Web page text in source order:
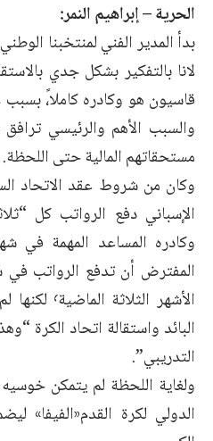
الحرية – إبراهيم النمر:
بدأ المدير الفني لمنتخبنا
لانا بالتفكير بشكل جدي
قاسيون هو وكادره كاملا،ً
والسبب الأهم والرئيسي
مستحقاتهم المالية حتى اللحظة.
وكان من شروط عقد الاتحاد
الإسباني دفع الرواتب كل
الأشهر
البائد واستقالة اتحاد الكرة
التدريبي”.
ولغاية اللحظة لم يتمكن
الدولي لكرة القدم«الفيفا»